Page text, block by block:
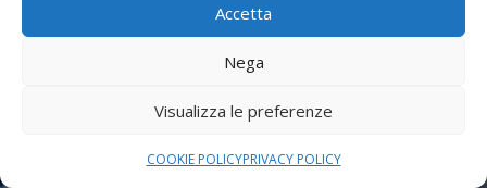
Accetta
Nega
Visualizza le preferenze
COOKIE POLICYPRIVACY POLICY
SORDI GIOIELLI
ShopOn-line